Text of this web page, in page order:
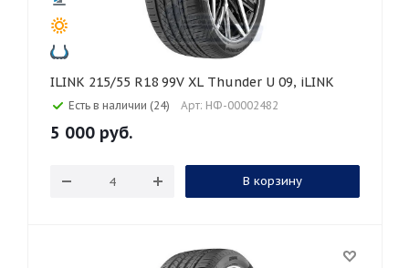
ILINK 215/55 R18 99V XL Thunder U 09, iLINK
Есть в наличии (24) Арт: НФ-00002482
5 000 руб.
В корзину